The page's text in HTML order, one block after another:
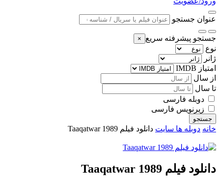
عنوان جستجو
جستجو پیشرفته سریع ×
نوع
ژانر
امتیاز IMDB
از سال
تا سال
دوبله فارسی
زیرنویس فارسی
جستجو
خانه دوبله ها سایت دانلود فیلم Taaqatwar 1989
دانلود فیلم Taaqatwar 1989